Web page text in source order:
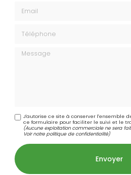
Message
J'autorise ce site à conserver l'ensemble
ce formulaire pour faciliter le suivi et le
(Aucune exploitation commerciale ne sera
Voir notrepolitique de confidentialité)